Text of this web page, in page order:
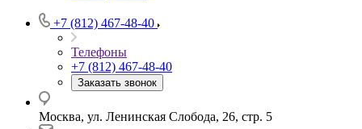
+7 (812) 467-48-40
Телефоны
+7 (812) 467-48-40
Заказать звонок
Москва, ул. Ленинская Слобода, 26, стр. 5